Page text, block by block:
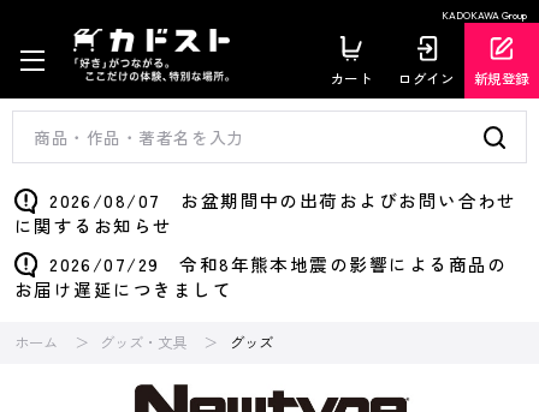
KADOKAWA Group
カート ログイン 新規登録
2026/08/07 お盆期間中の出荷およびお問い合わせ
に関するお知らせ
2026/07/29 令和8年熊本地震の影響による商品の
お届け遅延につきまして
ホーム グッズ・文具 グッズ